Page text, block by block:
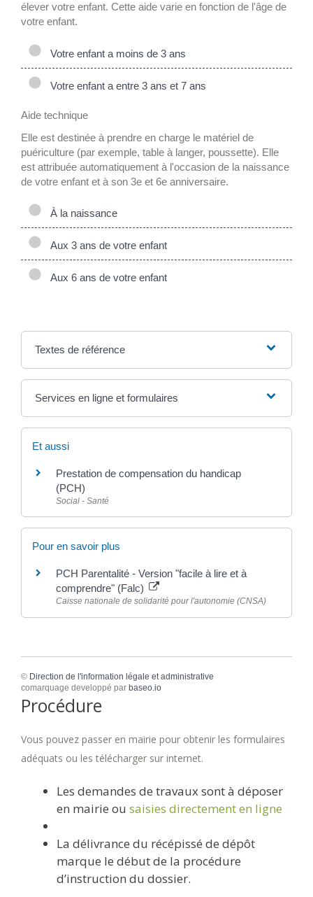
élever votre enfant. Cette aide varie en fonction de l'âge de
votre enfant.
Votre enfant a moins de 3 ans
Votre enfant a entre 3 ans et 7 ans
Aide technique
Elle est destinée à prendre en charge le matériel de
puériculture (par exemple, table à langer, poussette). Elle
est attribuée automatiquement à l'occasion de la naissance
de votre enfant et à son 3e et 6e anniversaire.
À la naissance
Aux 3 ans de votre enfant
Aux 6 ans de votre enfant
Textes de référence
Services en ligne et formulaires
Et aussi
Prestation de compensation du handicap
(PCH)
Social - Santé
Pour en savoir plus
PCH Parentalité - Version "facile à lire et à
comprendre" (Falc)
Caisse nationale de solidarité pour l'autonomie (CNSA)
© Direction de l'information légale et administrative
comarquage developpé par baseo.io
Procédure
Vous pouvez passer en mairie pour obtenir les formulaires
adéquats ou les télécharger sur internet.
Les demandes de travaux sont à déposer
en mairie ou saisies directement en ligne
La délivrance du récépissé de dépôt
marque le début de la procédure
d’instruction du dossier.